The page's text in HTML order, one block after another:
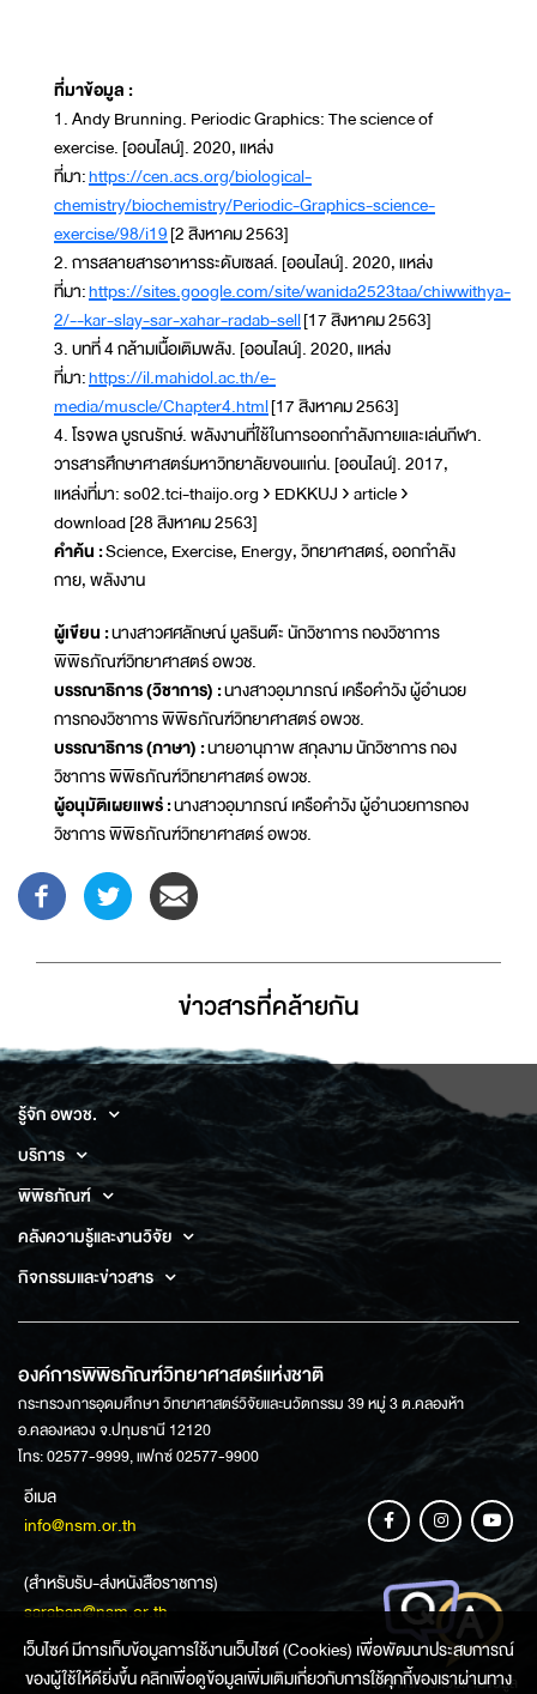
ที่มาข้อมูล :
1. Andy Brunning. Periodic Graphics: The science of
exercise. [ออนไลน์]. 2020, แหล่ง
ที่มา:https://cen.acs.org/biological-
chemistry/biochemistry/Periodic-Graphics-science-
exercise/98/i19[2 สิงหาคม 2563]
2. การสลายสารอาหารระดับเซลล์. [ออนไลน์]. 2020, แหล่ง
ที่มา:https://sites.google.com/site/wanida2523taa/chiwwithya-
2/--kar-slay-sar-xahar-radab-sell[17 สิงหาคม 2563]
3. บทที่ 4 กล้ามเนื้อเติมพลัง. [ออนไลน์]. 2020, แหล่ง
ที่มา:https://il.mahidol.ac.th/e-
media/muscle/Chapter4.html[17 สิงหาคม 2563]
4. โรจพล บูรณรักษ์. พลังงานที่ใช้ในการออกกำลังกายและเล่นกีฬา.
วารสารศึกษาศาสตร์มหาวิทยาลัยขอนแก่น. [ออนไลน์]. 2017,
แหล่งที่มา: so02.tci-thaijo.org › EDKKUJ › article ›
download [28 สิงหาคม 2563]
คำค้น :Science, Exercise, Energy, วิทยาศาสตร์, ออกกำลัง
กาย, พลังงาน
ผู้เขียน :นางสาวศศลักษณ์ มูลรินต๊ะ นักวิชาการ กองวิชาการ
พิพิธภัณฑ์วิทยาศาสตร์ อพวช.
บรรณาธิการ (วิชาการ) :นางสาวอุมาภรณ์ เครือคำวัง ผู้อำนวย
การกองวิชาการ พิพิธภัณฑ์วิทยาศาสตร์ อพวช.
บรรณาธิการ (ภาษา) :นายอานุภาพ สกุลงาม นักวิชาการ กอง
วิชาการ พิพิธภัณฑ์วิทยาศาสตร์ อพวช.
ผู้อนุมัติเผยแพร่ :นางสาวอุมาภรณ์ เครือคำวัง ผู้อำนวยการกอง
วิชาการ พิพิธภัณฑ์วิทยาศาสตร์ อพวช.
ข่าวสารที่่คล้ายกัน
รู้จัก อพวช.
บริการ
พิพิธภัณฑ์
คลังความรู้และงานวิจัย
กิจกรรมและข่าวสาร
องค์การพิพิธภัณฑ์วิทยาศาสตร์แห่งชาติ
กระทรวงการอุดมศึกษา วิทยาศาสตร์วิจัยและนวัตกรรม 39 หมู่ 3 ต.คลองห้า
อ.คลองหลวง จ.ปทุมธานี 12120
โทร: 02577-9999, แฟกซ์ 02577-9900
อีเมล
info@nsm.or.th
(สำหรับรับ-ส่งหนังสือราชการ)
saraban@nsm.or.th
ช่องทางการสอบถามข้อมูล
เว็บไซค์ มีการเก็บข้อมูลการใช้งานเว็บไซต์ (Cookies) เพื่อพัฒนาประสบการณ์
ของผู้ใช้ให้ดียิ่งขึ้น คลิกเพื่อดูข้อมูลเพิ่มเติมเกี่ยวกับการใช้คุกกี้ของเราผ่านทาง